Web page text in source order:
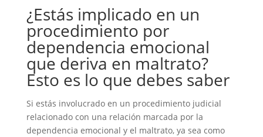
¿Estás implicado en un
procedimiento por
dependencia emocional
que deriva en maltrato?
Esto es lo que debes saber
Si estás involucrado en un procedimiento judicial
relacionado con una relación marcada por la
dependencia emocional y el maltrato, ya sea como